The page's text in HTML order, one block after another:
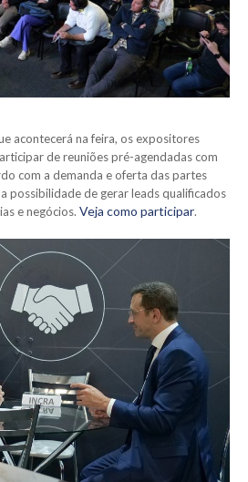
acontecerá na feira, os expositores
de reuniões pré-agendadas com
com a demanda e oferta das partes
possibilidade de gerar leads qualificados
e negócios. Veja como participar.